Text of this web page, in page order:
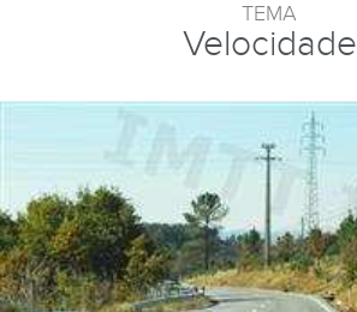
TEMA
Velocidade